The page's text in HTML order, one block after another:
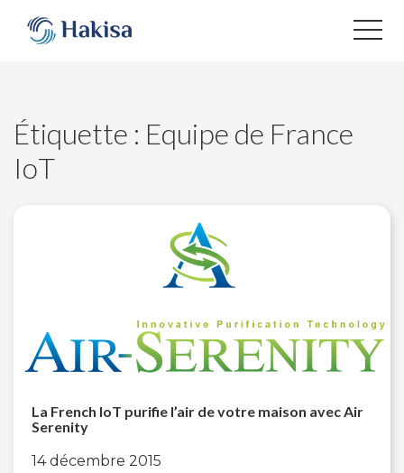
contenu
Étiquette : Equipe de France
IoT
La French IoT purifie l’air de votre maison avec Air
Serenity
14 décembre 2015